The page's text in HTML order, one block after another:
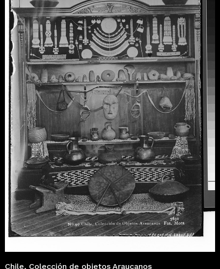
Chile, Colección de objetos Araucanos